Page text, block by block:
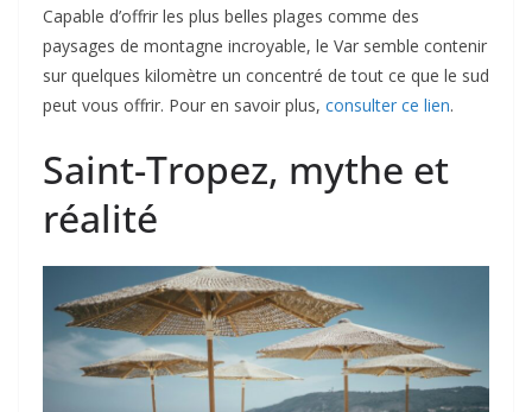
Capable d’offrir les plus belles plages comme des
paysages de montagne incroyable, le Var semble contenir
sur quelques kilomètre un concentré de tout ce que le sud
peut vous offrir. Pour en savoir plus, consulter ce lien.
Saint-Tropez, mythe et
réalité